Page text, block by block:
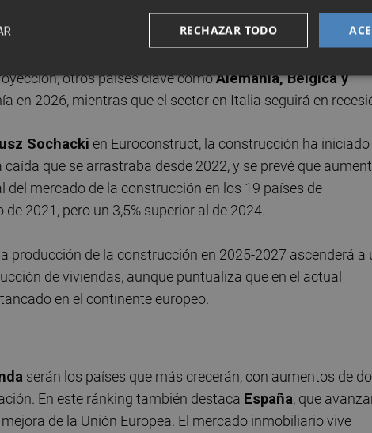
(3,7%). Mientras, elReino Unido, otro
un 10,3%, según el mismo estudio. La previsión en
otros países clave comoAlemania, Bélgica y
en 2026, mientras que el sector en Italia seguirá en
Sochacki en Euroconstruct, la construcción ha iniciado
que se arrastraba desde 2022, y se prevé que
del mercado de la construcción en los 19 países de
2021, pero un 3,5% superior al de 2024.
producción de la construcción en 2025-2027 ascenderá a
de viviendas, aunque puntualiza que en el actual
en el continente europeo.
serán los países que más crecerán, con aumentos de
En este ránking también destaca España, que
de la Unión Europea. El mercado inmobiliario vive
RECHAZAR TODO